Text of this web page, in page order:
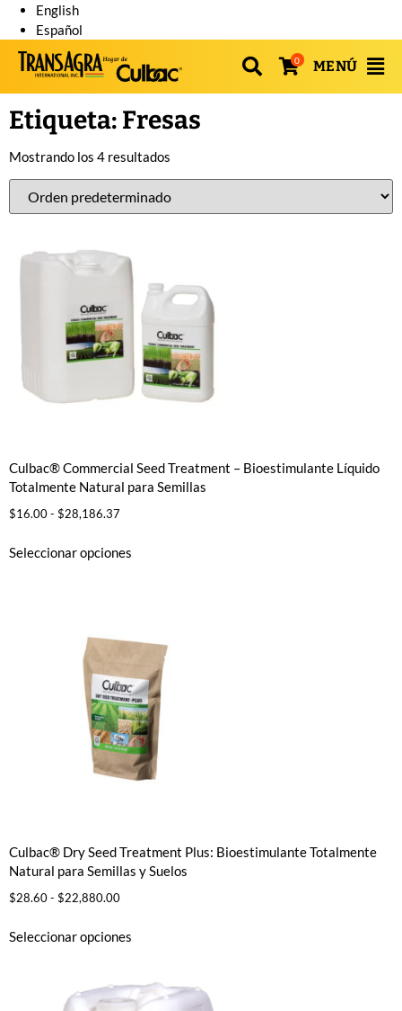
English
Español
0 MENÚ
Etiqueta: Fresas
Mostrando los 4 resultados
Culbac® Commercial Seed Treatment – Bioestimulante Líquido
Totalmente Natural para Semillas
$16.00- $28,186.37
Seleccionar opciones
Culbac® Dry Seed Treatment Plus: Bioestimulante Totalmente
Natural para Semillas y Suelos
$28.60- $22,880.00
Seleccionar opciones